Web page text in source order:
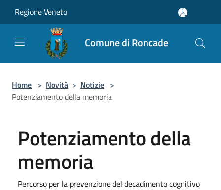
Regione Veneto
Comune di Roncade
Home > Novità > Notizie >
Potenziamento della memoria
Potenziamento della
memoria
Percorso per la prevenzione del decadimento cognitivo